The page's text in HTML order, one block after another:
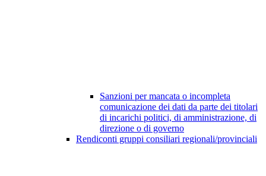
Sanzioni per mancata o incompleta
comunicazione dei dati da parte dei titolari
di incarichi politici, di amministrazione, di
direzione o di governo
Rendiconti gruppi consiliari regionali/provinciali